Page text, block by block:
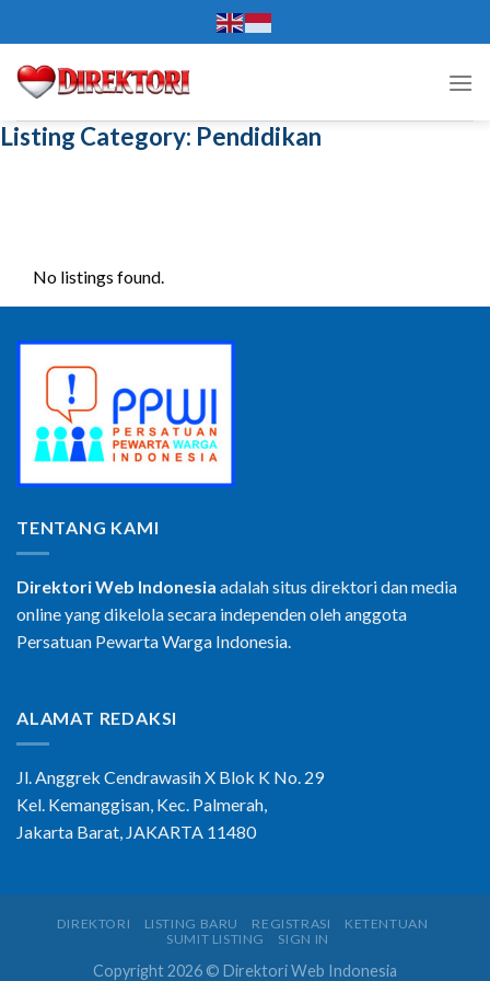
to
content
Listing Category: Pendidikan
No listings found.
TENTANG KAMI
Direktori Web Indonesia adalah situs direktori dan media
online yang dikelola secara independen oleh anggota
Persatuan Pewarta Warga Indonesia.
ALAMAT REDAKSI
Jl. Anggrek Cendrawasih X Blok K No. 29
Kel. Kemanggisan, Kec. Palmerah,
Jakarta Barat, JAKARTA 11480
DIREKTORI LISTING BARU REGISTRASI
KETENTUAN
SUMIT LISTING
SIGN IN
Copyright 2026 © Direktori Web Indonesia